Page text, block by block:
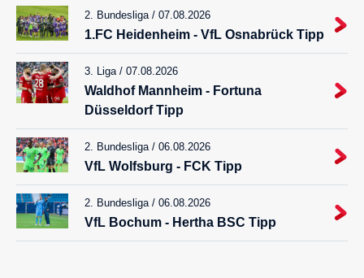
2. Bundesliga / 07.08.2026
1.FC Heidenheim - VfL Osnabrück Tipp
3. Liga / 07.08.2026
Waldhof Mannheim - Fortuna
Düsseldorf Tipp
2. Bundesliga / 06.08.2026
VfL Wolfsburg - FCK Tipp
2. Bundesliga / 06.08.2026
VfL Bochum - Hertha BSC Tipp